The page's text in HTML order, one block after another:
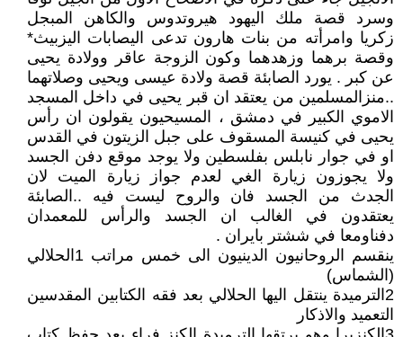
وسرد قصة ملك اليهود هيروتدوس والكاهن المبجل
زكريا وامرأته من بنات هارون تدعى اليصابات اليزبيث*
وقصة برهما وزهدهما وكون الزوجة عاقر وولادة يحيى
عن كبر . يورد الصابئة قصة ولادة عيسى ويحيى وصلاتهما
..منزالمسلمين من يعتقد ان قبر يحيى في داخل المسجد
الاموي الكبير في دمشق ، المسيحيون يقولون ان رأس
يحيى في كنيسة المسقوف على جبل الزيتون في القدس
او في جوار نابلس بفلسطين ولا يوجد موقع دفن الجسد
ولا يجوزون زيارة الغي لعدم جواز زيارة الميت لان
الجدث من الجسد فان والروح ليست فيه ..الصابئة
يعتقدون في الغالب ان الجسد والرأس للمعمدان
دفناومعا في ششتر بايران .
ينقسم الروحانيون الدينيون الى خمس مراتب 1الحلالي
(الشماس)
2الترميدة ينتقل اليها الحلالي بعد فقه الكتابين المقدسين
التعميد والاذكار